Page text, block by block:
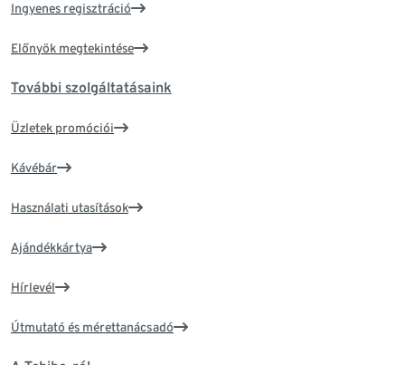
Ingyenes regisztráció
Előnyök megtekintése
További szolgáltatásaink
Üzletek promóciói
Kávébár
Használati utasítások
Ajándékkártya
Hírlevél
Útmutató és mérettanácsadó